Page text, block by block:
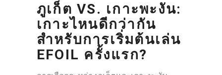
ภูเก็ต VS. เกาะพะงัน:
เกาะไหนดีกว่ากัน
สำหรับการเริ่มต้นเล่น
EFOIL ครั้งแรก?